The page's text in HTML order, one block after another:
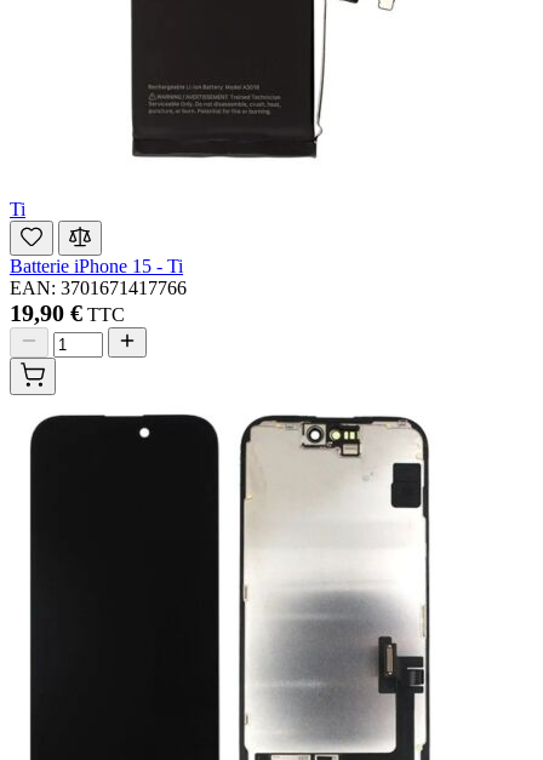
Ti
Batterie iPhone 15 - Ti
EAN: 3701671417766
19,90 € TTC